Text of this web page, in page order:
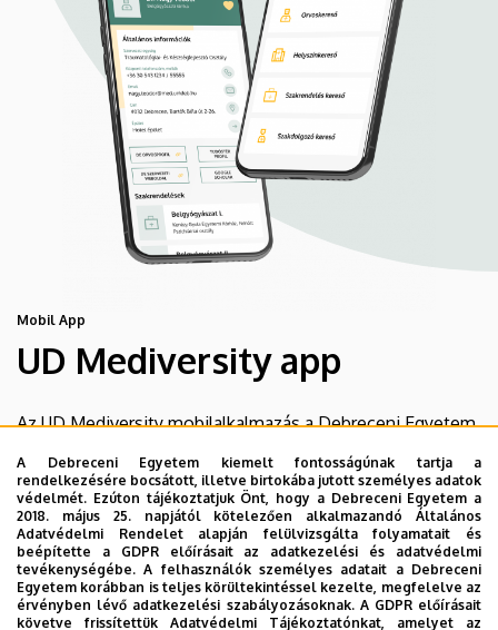
A Debreceni Egyetem kiemelt fontosságúnak tartja a
rendelkezésére bocsátott, illetve birtokába jutott személyes adatok
védelmét. Ezúton tájékoztatjuk Önt, hogy a Debreceni Egyetem a
2018. május 25. napjától kötelezően alkalmazandó Általános
Adatvédelmi Rendelet alapján felülvizsgálta folyamatait és
beépítette a GDPR előírásait az adatkezelési és adatvédelmi
tevékenységébe. A felhasználók személyes adatait a Debreceni
Egyetem korábban is teljes körültekintéssel kezelte, megfelelve az
érvényben lévő adatkezelési szabályozásoknak. A GDPR előírásait
követve frissítettük Adatvédelmi Tájékoztatónkat, amelyet az
Mobil App
UD Mediversity app
Az UD Mediversity mobilalkalmazás a Debreceni Egyetem
előremutató fejlesztése, melynek célja, hogy a betegek
és a hozzátartozók egyszerűen, gyorsan
eligazodhassanak a Klinikai Központ szolgáltatásai
között, mert az Ön egészsége a mi prioritásunk. A
Debreceni Egyetem egészségügyi ellátáskereső
alkalmazása lehetővé teszi felhasználói számára az
egyetem egészségügyi információihoz való naprakész